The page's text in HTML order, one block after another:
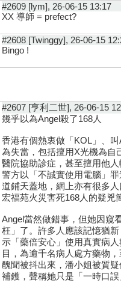
#2609 [lym], 26-06-15 13:17
XX 導師 = prefect?
#2608 [Twinggy], 26-06-15
Bingo !
#2607 [亨利二世], 26-06-15
幾乎以為Angel殺了168人
香港有個熱衷做「KOL」、
為失當，包括擅用X光機為自
醫院協助診症，甚至擅用他
警方以「不誠實使用電腦」
道鋪天蓋地，網上亦有很多
宏福苑火災害死168人的疑兇
Angel當然做錯事，但她因窺
枉」了。許多人應該記憶猶
示「藥倍安心」使用真實病
目，為逾千名病人處方藥物
醜聞被抖出來，潘小姐被質
補鑊，聲稱她只是「一時口